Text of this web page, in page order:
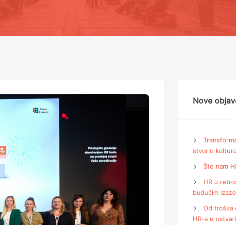
Nove
stvorio
Što nam
HR u
budućim
Od troška
HR-a u